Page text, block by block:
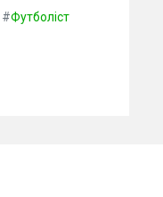
#Футболіст